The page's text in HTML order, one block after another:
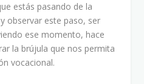
estás pasando de la
observar este paso, ser
ese momento, hace
la brújula que nos permita
vocacional.